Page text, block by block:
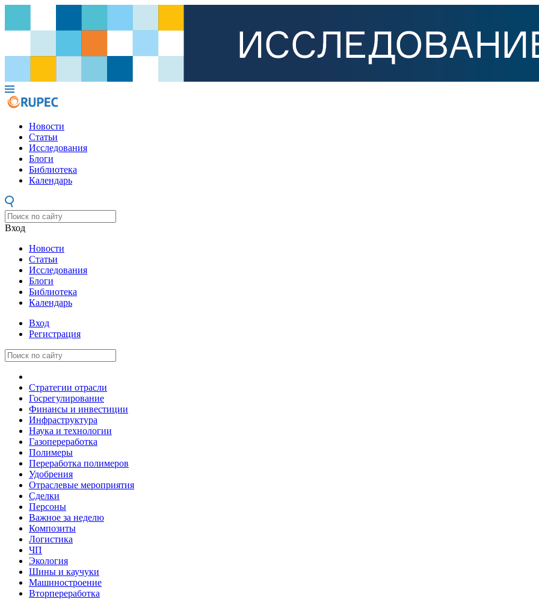
Новости
Статьи
Исследования
Блоги
Библиотека
Календарь
Вход
Новости
Статьи
Исследования
Блоги
Библиотека
Календарь
Вход
Регистрация
Стратегии отрасли
Госрегулирование
Финансы и инвестиции
Инфраструктура
Наука и технологии
Газопереработка
Полимеры
Переработка полимеров
Удобрения
Отраслевые мероприятия
Сделки
Персоны
Важное за неделю
Композиты
Логистика
ЧП
Экология
Шины и каучуки
Машиностроение
Вторпереработка